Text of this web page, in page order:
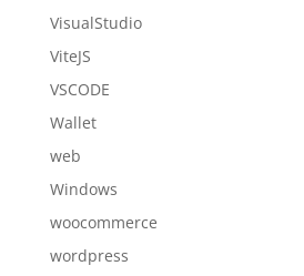
VisualStudio
ViteJS
VSCODE
Wallet
web
Windows
woocommerce
wordpress